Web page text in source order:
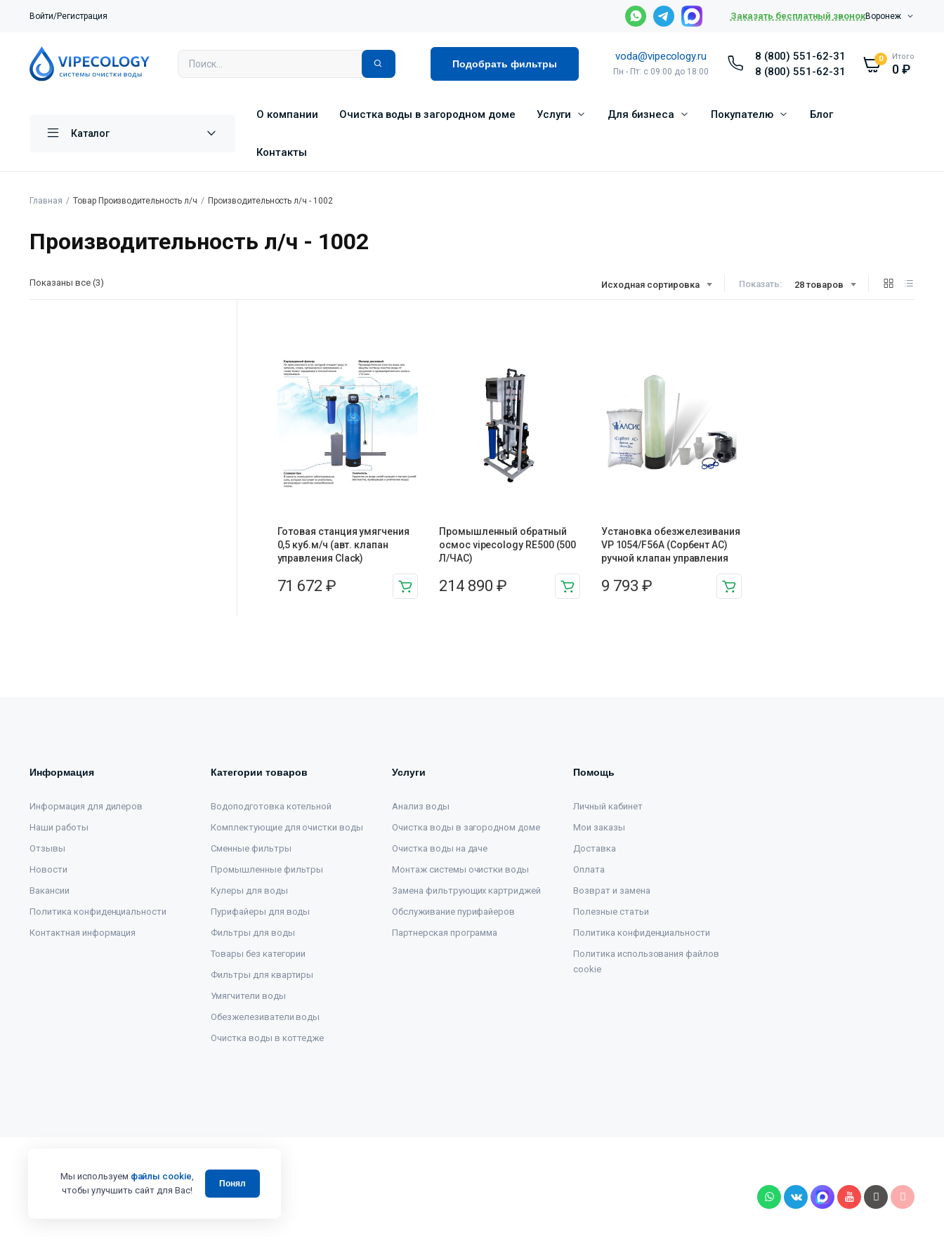
Войти/Регистрация Заказать бесплатный звонокВоронеж
Подобрать фильтры
voda@vipecology.ru
Пн - Пт: с 09:00 до 18:00
8 (800) 551-62-31
8 (800) 551-62-31
0 Итого
0₽
Каталог
О компании Очистка воды в загородном доме Услуги Для бизнеса Покупателю Блог
Контакты
Главная Товар Производительность л/ч Производительность л/ч - 1002
Производительность л/ч - 1002
Исходная сортировка Показать: 28 товаров
Показаны все (3)
Готовая станция умягчения
0,5 куб.м/ч (авт. клапан
управления Clack)
71 672₽
Промышленный обратный
осмос vipecology RE500 (500
Л/ЧАС)
214 890 ₽
Установка обезжелезивания
VP 1054/F56A (Сорбент АС)
ручной клапан управления
9 793 ₽
Информация
Информация для дилеров
Наши работы
Отзывы
Новости
Вакансии
Политика конфиденциальности
Контактная информация
Категории товаров
Водоподготовка котельной
Комплектующие для очистки воды
Сменные фильтры
Промышленные фильтры
Кулеры для воды
Пурифайеры для воды
Фильтры для воды
Товары без категории
Фильтры для квартиры
Умягчители воды
Обезжелезиватели воды
Очистка воды в коттедже
Услуги
Анализ воды
Очистка воды в загородном доме
Очистка воды на даче
Монтаж системы очистки воды
Замена фильтрующих картриджей
Обслуживание пурифайеров
Партнерская программа
Помощь
Личный кабинет
Мои заказы
Доставка
Оплата
Возврат и замена
Полезные статьи
Политика конфиденциальности
Политика использования файлов
cookie
Мы используем файлы cookie,
чтобы улучшить сайт для Вас!
Понял